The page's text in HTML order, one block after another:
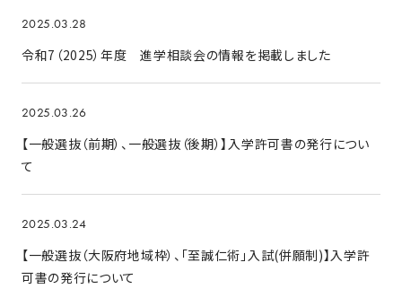
2025.03.28
令和7（2025）年度 進学相談会の情報を掲載しました
2025.03.26
【一般選抜（前期）、一般選抜（後期）】入学許可書の発行につい
て
2025.03.24
【一般選抜（大阪府地域枠）、「至誠仁術」入試(併願制)】入学許
可書の発行について